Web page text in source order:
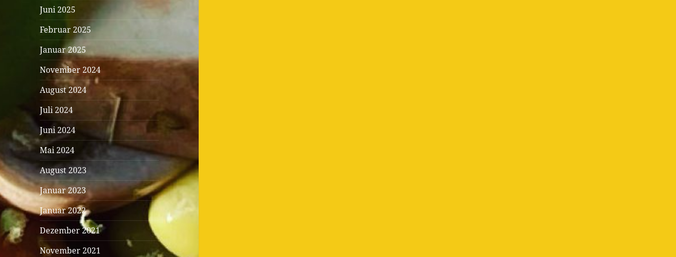
Juni 2025
Februar 2025
Januar 2025
November 2024
August 2024
Juli 2024
Juni 2024
Mai 2024
August 2023
Januar 2023
Januar 2022
Dezember 2021
November 2021